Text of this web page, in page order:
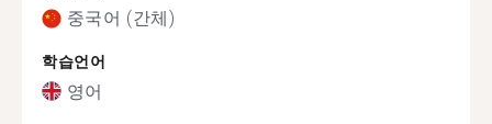
중국어 (간체)
학습언어
영어